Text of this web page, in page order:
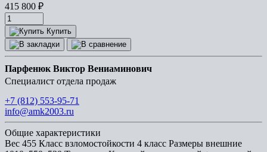
415 800 ₽
Купить
Парфенюк Виктор Вениаминович
Специалист отдела продаж
+7 (812) 553-95-71
info@amk2003.ru
Общие характеристики
Вес 455 Класс взломостойкости 4 класс Размеры внешние